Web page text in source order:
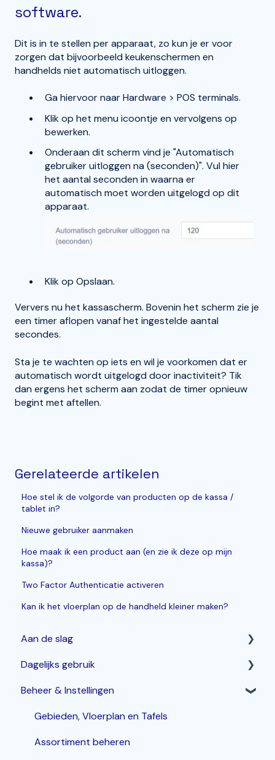
software.
Dit is in te stellen per apparaat, zo kun je er voor
zorgen dat bijvoorbeeld keukenschermen en
handhelds niet automatisch uitloggen.
Ga hiervoor naar Hardware > POS terminals.
Klik op het menu icoontje en vervolgens op
bewerken.
Onderaan dit scherm vind je "Automatisch
gebruiker uitloggen na (seconden)". Vul hier
het aantal seconden in waarna er
automatisch moet worden uitgelogd op dit
apparaat.
Klik op Opslaan.
Ververs nu het kassascherm. Bovenin het scherm zie je
een timer aflopen vanaf het ingestelde aantal
secondes.
Sta je te wachten op iets en wil je voorkomen dat er
automatisch wordt uitgelogd door inactiviteit? Tik
dan ergens het scherm aan zodat de timer opnieuw
begint met aftellen.
Gerelateerde artikelen
Hoe stel ik de volgorde van producten op de kassa /
tablet in?
Nieuwe gebruiker aanmaken
Hoe maak ik een product aan (en zie ik deze op mijn
kassa)?
Two Factor Authenticatie activeren
Kan ik het vloerplan op de handheld kleiner maken?
Aan de slag
Horeca Kassasysteem
Webshop: Afhaal- en Bezorgen
Bestelzuil en Kiosk-QR
Dagelijks gebruik
Betalen & corrigeren
Bestellingen invoeren & bewerken
Korting
Beheer & Instellingen
Gebieden, Vloerplan en Tafels
Assortiment beheren